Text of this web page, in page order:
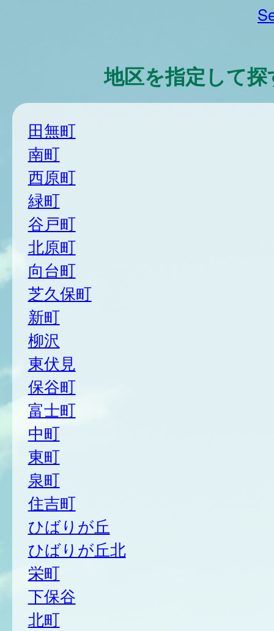
地区を指定して探
田無町
南町
西原町
緑町
谷戸町
北原町
向台町
芝久保町
新町
柳沢
東伏見
保谷町
富士町
中町
東町
泉町
住吉町
ひばりが丘
ひばりが丘北
栄町
下保谷
北町